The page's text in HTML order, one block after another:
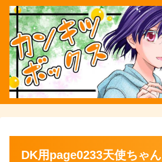
DK用page0233天使ちゃん